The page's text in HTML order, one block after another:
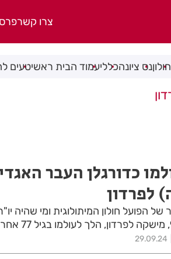
צרו קשר
חולוןנס ציונהכלליעמוד הבית ראשיטעים
כדורגלן העבר
לפרדון
של הפועל חולון המיתולוגית ומי שהיה
29.09.24